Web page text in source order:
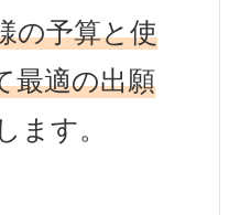
の予算と使
最適の出願
ます。